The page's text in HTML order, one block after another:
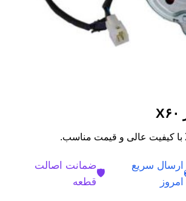
ارسال سریع
امروز
🛡️
ضمانت اصالت
قطعه